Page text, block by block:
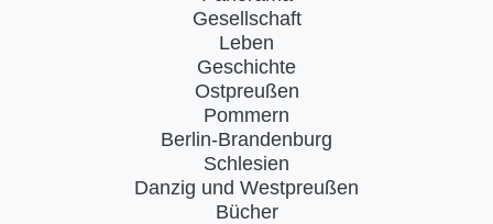
Gesellschaft
Leben
Geschichte
Ostpreußen
Pommern
Berlin-Brandenburg
Schlesien
Danzig und Westpreußen
Bücher